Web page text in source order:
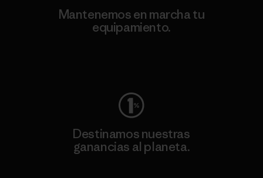
Mantenemos en marcha tu
equipamiento.
Destinamos nuestras
ganancias al planeta.